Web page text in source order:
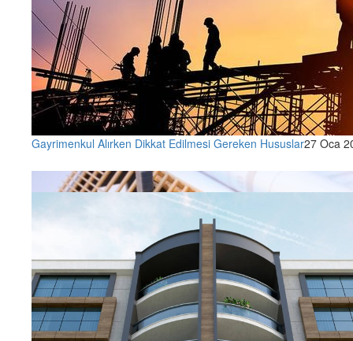
Gayrimenkul Alırken Dikkat Edilmesi Gereken Hususlar27 Oca